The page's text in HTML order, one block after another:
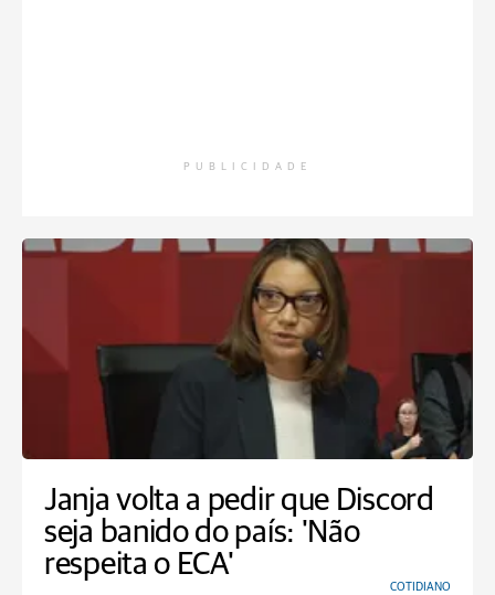
PUBLICIDADE
Janja volta a pedir que Discord
seja banido do país: 'Não
respeita o ECA'
COTIDIANO